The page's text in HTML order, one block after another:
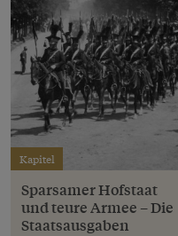
Kapitel
Sparsamer Hofstaat
und teure Armee – Die
Staatsausgaben